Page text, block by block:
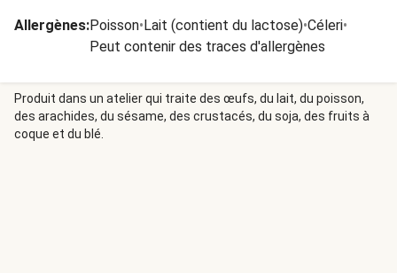
Allergènes:Poisson•Lait (contient du lactose)•Céleri•
Peut contenir des traces d'allergènes
Produit dans un atelier qui traite des œufs, du lait, du poisson,
des arachides, du sésame, des crustacés, du soja, des fruits à
coque et du blé.